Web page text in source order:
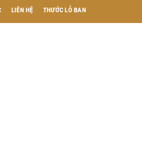
LIÊN HỆ THƯỚC LỖ BAN